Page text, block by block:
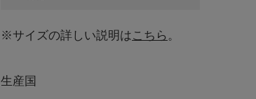
※サイズの詳しい説明はこちら 。
生産国